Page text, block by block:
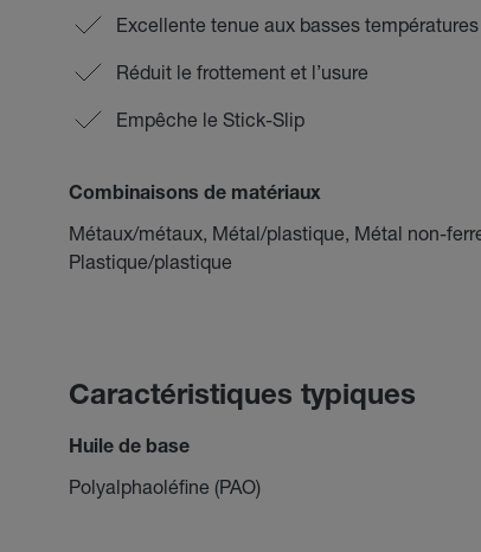
Excellente tenue aux basses températures
Réduit le frottement et l’usure
Empêche le Stick-Slip
Combinaisons de matériaux
Métaux/métaux, Métal/plastique, Métal non-
Plastique/plastique
Caractéristiques typiques
Huile de base
Polyalphaoléfine (PAO)